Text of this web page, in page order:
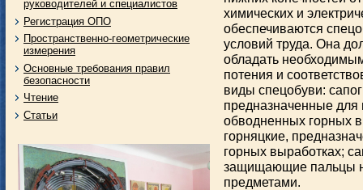
руководителей и специалистов
Регистрация ОПО
Пространственно-геометрические
измерения
Основные требования правил
безопасности
Чтение
Статьи
химических и
обеспечиваются
условий труда. Она
обладать
потения и
виды спецобуви:
предназначенные
обводненных горных
горняцкие,
горных выработках;
защищающие пальцы
предметами.